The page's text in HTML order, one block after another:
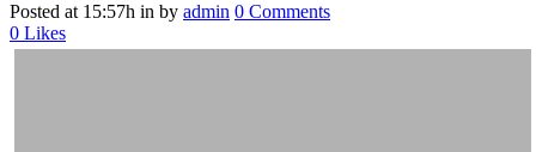
Posted at 15:57h in by admin 0 Comments
0 Likes